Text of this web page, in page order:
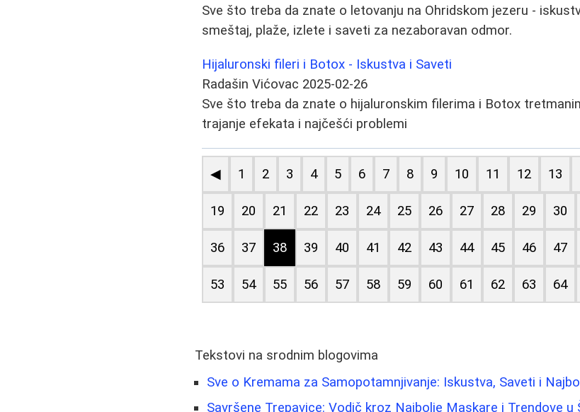
Sve što treba da znate o letovanju na Ohridskom jezeru -
smeštaj, plaže, izlete i saveti za nezaboravan odmor.
Hijaluronski fileri i Botox - Iskustva i Saveti
Radašin Vićovac 2025-02-26
Sve što treba da znate o hijaluronskim filerima i Botox
trajanje efekata i najčešći problemi
◀ 1 2 3 4 5 6 7 8 9 10 11 12 13
19 20 21 22 23 24 25 26 27 28 29 30
36 37 38 39 40 41 42 43 44 45 46 47
53 54 55 56 57 58 59 60 61 62 63 64
Tekstovi na srodnim blogovima
Sve o Kremama za Samopotamnjivanje: Iskustva, Saveti i
Savršene Trepavice: Vodič kroz Najbolje Maskare i Trendove u